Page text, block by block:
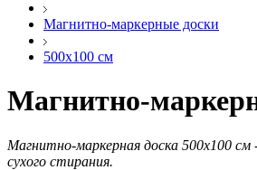
Магнитно-маркерные доски
500х100 см
Магнитно-
Магнитно-маркерная доска 500х100
сухого стирания.